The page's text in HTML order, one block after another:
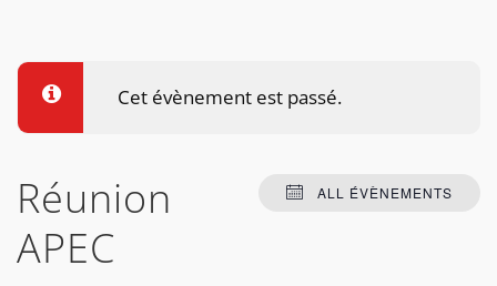
Cet évènement est passé.
ALL ÉVÈNEMENTS
Réunion
APEC